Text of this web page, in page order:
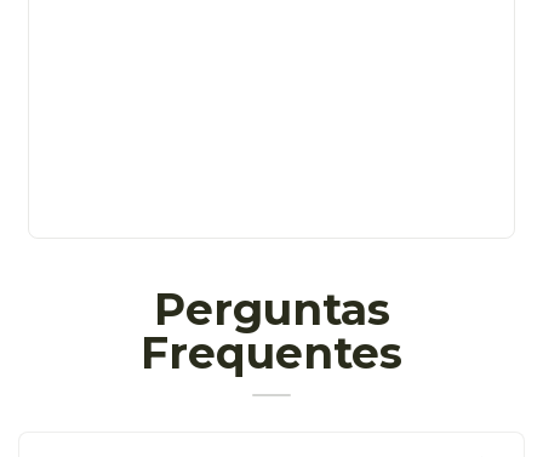
Perguntas
Frequentes